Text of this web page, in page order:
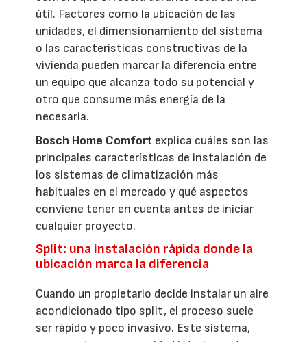
útil. Factores como la ubicación de las
unidades, el dimensionamiento del sistema
o las características constructivas de la
vivienda pueden marcar la diferencia entre
un equipo que alcanza todo su potencial y
otro que consume más energía de la
necesaria.
Bosch Home Comfort explica cuáles son las
principales características de instalación de
los sistemas de climatización más
habituales en el mercado y qué aspectos
conviene tener en cuenta antes de iniciar
cualquier proyecto.
Split: una instalación rápida donde la
ubicación marca la diferencia
Cuando un propietario decide instalar un aire
acondicionado tipo split, el proceso suele
ser rápido y poco invasivo. Este sistema,